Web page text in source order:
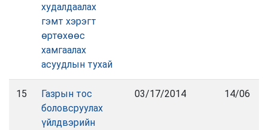
худалдаалах
гэмт хэрэгт
өртөхөөс
хамгаалах
асуудлын тухай
15
Газрын тос
боловсруулах
үйлдвэрийн
03/17/2014 14/06